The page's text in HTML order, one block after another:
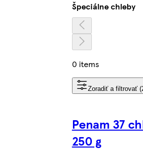
Špeciálne chleby
0 items
Zoradiť a filtrovať
Penam 37
250 g